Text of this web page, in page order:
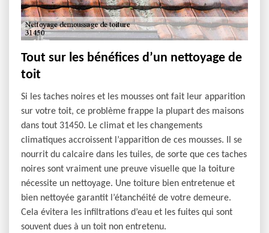
Tout sur les bénéfices d’un nettoyage de
toit
Si les taches noires et les mousses ont fait leur apparition
sur votre toit, ce problème frappe la plupart des maisons
dans tout 31450. Le climat et les changements
climatiques accroissent l’apparition de ces mousses. Il se
nourrit du calcaire dans les tuiles, de sorte que ces taches
noires sont vraiment une preuve visuelle que la toiture
nécessite un nettoyage. Une toiture bien entretenue et
bien nettoyée garantit l’étanchéité de votre demeure.
Cela évitera les infiltrations d’eau et les fuites qui sont
souvent dues à un toit non entretenu.